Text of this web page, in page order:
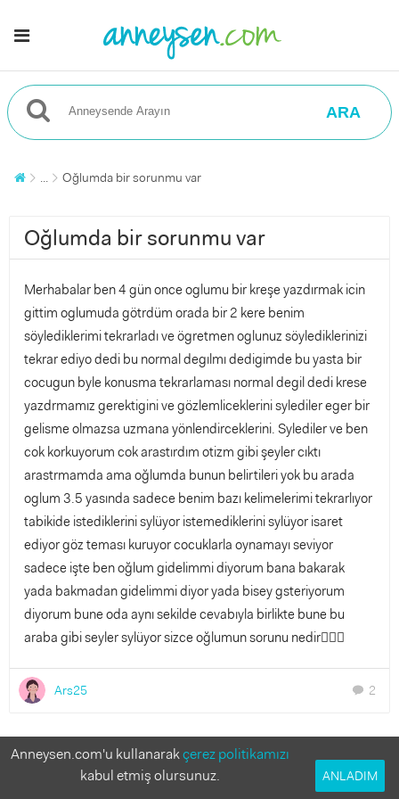
ARA
... Oğlumda bir sorunmu var
Oğlumda bir sorunmu var
Merhabalar ben 4 gün once oglumu bir kreşe yazdırmak icin
gittim oglumuda götrdüm orada bir 2 kere benim
söylediklerimi tekrarladı ve ögretmen oglunuz söylediklerinizi
tekrar ediyo dedi bu normal degılmı dedigimde bu yasta bir
cocugun byle konusma tekrarlaması normal degil dedi krese
yazdrmamız gerektigini ve gözlemliceklerini sylediler eger bir
gelisme olmazsa uzmana yönlendirceklerini. Sylediler ve ben
cok korkuyorum cok arastırdım otizm gibi şeyler cıktı
arastrmamda ama oğlumda bunun belirtileri yok bu arada
oglum 3.5 yasında sadece benim bazı kelimelerimi tekrarlıyor
tabikide istediklerini sylüyor istemediklerini sylüyor isaret
ediyor göz teması kuruyor cocuklarla oynamayı seviyor
sadece işte ben oğlum gidelimmi diyorum bana bakarak
yada bakmadan gidelimmi diyor yada bisey gsteriyorum
diyorum bune oda aynı sekilde cevabıyla birlikte bune bu
araba gibi seyler sylüyor sizce oğlumun sorunu nedir🤦🏻‍♀️
Ars25 chat 2
Bu soruya cevap verir misin?
Anneler deneyimlerinden faydalanmak istiyor!
Anneysen.com'u kullanarakçerez politikamızı
kabul etmiş olursunuz.
ANLADIM